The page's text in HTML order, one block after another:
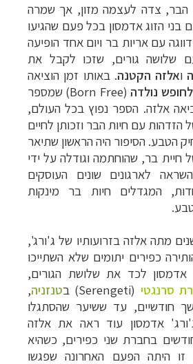
הבר, צדה לעצמה מזון, אך שמרה
הזוג אדמסון בכל פעם שהגיעו
עם אריות בר ויום אחד הופיעה
שלושה גורים, שזכו לקבל את
ואלזה הקטנה.באותו זמן הוציאה
לחופש נולדה
(Born Free) שמספר
אלזה. הספר נפוץ בכל העולם,
הזדהות עם חיות הבר וזכותן לחיים
הטבע. הסיפור היה הראשון שתיאר
בר, שהוחתמה וגודלה על ידי
לארגונים שונים העוסקים
המגדלים חיות בר מינקות
מתה אלזה בזרועותיו של ג'ורג',
כפירים יתומים שלא השתייכו
אדמסון לכד את שלושת הגורים,
סרנגטי (Serengeti) בטנזניה,
חודשיים, עד ששיער שהסתגלו
אדמסון עוד ראה את אלזה
לאחר 19 חודשים בחברת שני כפירים, כשהיא
זו היתה הפעם האחרונה שפגשו